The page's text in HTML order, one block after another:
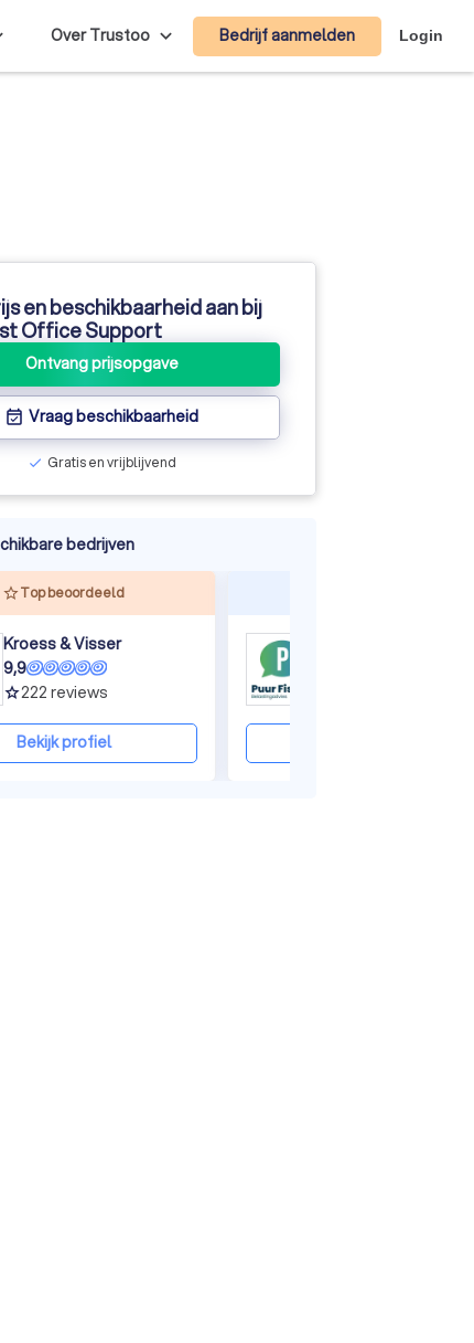
Over Trustoo Bedrijf aanmelden Login
en beschikbaarheid aan bij
Office Support
Ontvang prijsopgave
event_available Vraag beschikbaarheid
check Gratis en vrijblijvend
bedrijven
Top beoordeeld
Kroess & Visser
9,9
grade222 reviews
Bekijk profiel